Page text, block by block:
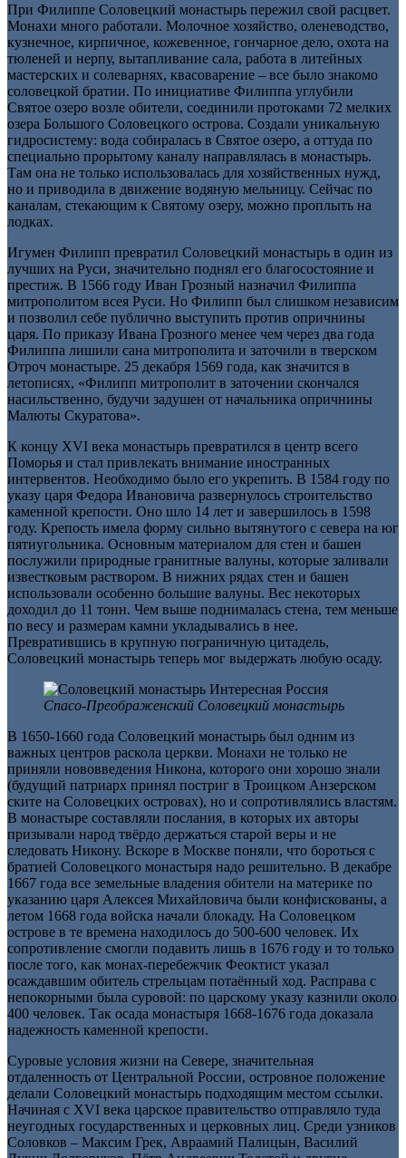
При Филиппе Соловецкий монастырь пережил свой расцвет.
Монахи много работали. Молочное хозяйство, оленеводство,
кузнечное, кирпичное, кожевенное, гончарное дело, охота на
тюленей и нерпу, вытапливание сала, работа в литейных
мастерских и солеварнях, квасоварение – все было знакомо
соловецкой братии. По инициативе Филиппа углубили
Святое озеро возле обители, соединили протоками 72 мелких
озера Большого Соловецкого острова. Создали уникальную
гидросистему: вода собиралась в Святое озеро, а оттуда по
специально прорытому каналу направлялась в монастырь.
Там она не только использовалась для хозяйственных нужд,
но и приводила в движение водяную мельницу. Сейчас по
каналам, стекающим к Святому озеру, можно проплыть на
лодках.
Игумен Филипп превратил Соловецкий монастырь в один из
лучших на Руси, значительно поднял его благосостояние и
престиж. В 1566 году Иван Грозный назначил Филиппа
митрополитом всея Руси. Но Филипп был слишком независим
и позволил себе публично выступить против опричнины
царя. По приказу Ивана Грозного менее чем через два года
Филиппа лишили сана митрополита и заточили в тверском
Отроч монастыре. 25 декабря 1569 года, как значится в
летописях, «Филипп митрополит в заточении скончался
насильственно, будучи задушен от начальника опричнины
Малюты Скуратова».
К концу XVI века монастырь превратился в центр всего
Поморья и стал привлекать внимание иностранных
интервентов. Необходимо было его укрепить. В 1584 году по
указу царя Федора Ивановича развернулось строительство
каменной крепости. Оно шло 14 лет и завершилось в 1598
году. Крепость имела форму сильно вытянутого с севера на юг
пятиугольника. Основным материалом для стен и башен
послужили природные гранитные валуны, которые заливали
известковым раствором. В нижних рядах стен и башен
использовали особенно большие валуны. Вес некоторых
доходил до 11 тонн. Чем выше поднималась стена, тем меньше
по весу и размерам камни укладывались в нее.
Превратившись в крупную пограничную цитадель,
Соловецкий монастырь теперь мог выдержать любую осаду.
Спасо-Преображенский Соловецкий монастырь
В 1650-1660 года Соловецкий монастырь был одним из
важных центров раскола церкви. Монахи не только не
приняли нововведения Никона, которого они хорошо знали
(будущий патриарх принял постриг в Троицком Анзерском
ските на Соловецких островах), но и сопротивлялись властям.
В монастыре составляли послания, в которых их авторы
призывали народ твёрдо держаться старой веры и не
следовать Никону. Вскоре в Москве поняли, что бороться с
братией Соловецкого монастыря надо решительно. В декабре
1667 года все земельные владения обители на материке по
указанию царя Алексея Михайловича были конфискованы, а
летом 1668 года войска начали блокаду. На Соловецком
острове в те времена находилось до 500-600 человек. Их
сопротивление смогли подавить лишь в 1676 году и то только
после того, как монах-перебежчик Феоктист указал
осаждавшим обитель стрельцам потаённый ход. Расправа с
непокорными была суровой: по царскому указу казнили около
400 человек. Так осада монастыря 1668-1676 года доказала
надежность каменной крепости.
Суровые условия жизни на Севере, значительная
отдаленность от Центральной России, островное положение
делали Соловецкий монастырь подходящим местом ссылки.
Начиная с XVI века царское правительство отправляло туда
неугодных государственных и церковных лиц. Среди узников
Соловков – Максим Грек, Авраамий Палицын, Василий